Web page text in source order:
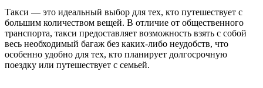
Такси — это идеальный выбор для тех, кто путешествует с
большим количеством вещей. В отличие от общественного
транспорта, такси предоставляет возможность взять с собой
весь необходимый багаж без каких-либо неудобств, что
особенно удобно для тех, кто планирует долгосрочную
поездку или путешествует с семьей.